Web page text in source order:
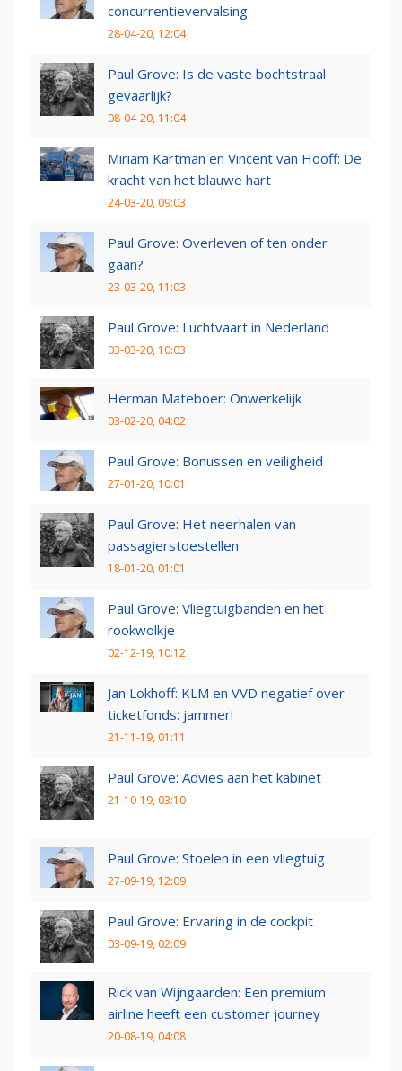
concurrentievervalsing
28-04-20, 12:04
Paul Grove: Is de vaste bochtstraal
gevaarlijk?
08-04-20, 11:04
Miriam Kartman en Vincent van Hooff: De
kracht van het blauwe hart
24-03-20, 09:03
Paul Grove: Overleven of ten onder
gaan?
23-03-20, 11:03
Paul Grove: Luchtvaart in Nederland
03-03-20, 10:03
Herman Mateboer: Onwerkelijk
03-02-20, 04:02
Paul Grove: Bonussen en veiligheid
27-01-20, 10:01
Paul Grove: Het neerhalen van
passagierstoestellen
18-01-20, 01:01
Paul Grove: Vliegtuigbanden en het
rookwolkje
02-12-19, 10:12
Jan Lokhoff: KLM en VVD negatief over
ticketfonds: jammer!
21-11-19, 01:11
Paul Grove: Advies aan het kabinet
21-10-19, 03:10
Paul Grove: Stoelen in een vliegtuig
27-09-19, 12:09
Paul Grove: Ervaring in de cockpit
03-09-19, 02:09
Rick van Wijngaarden: Een premium
airline heeft een customer journey
20-08-19, 04:08